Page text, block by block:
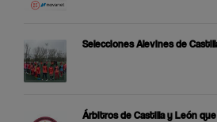
Selecciones Alevines de
Árbitros de Castilla y León